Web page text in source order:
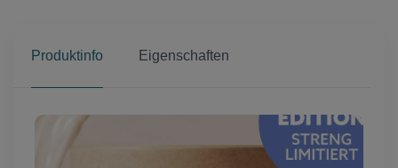
Produktinfo Eigenschaften